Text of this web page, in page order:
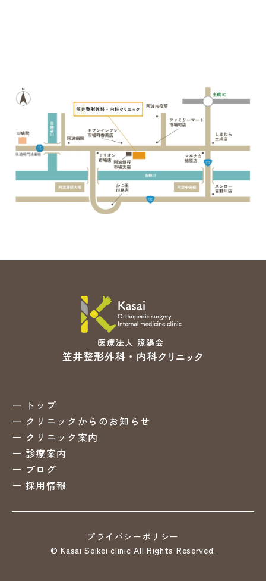
トップ
クリニックからのお知らせ
クリニック案内
診療案内
ブログ
採用情報
プライバシーポリシー
© Kasai Seikei clinic All Rights Reserved.